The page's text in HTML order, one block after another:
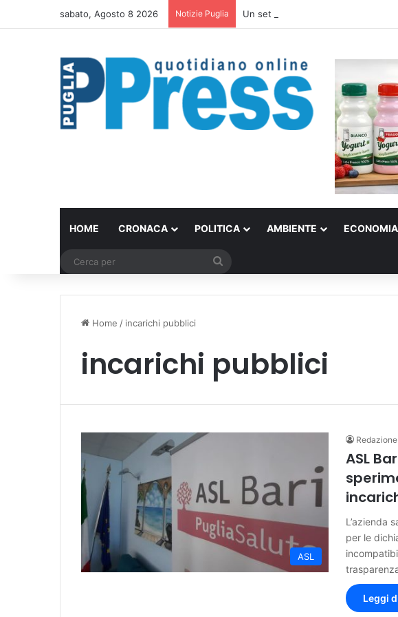
sabato, Agosto 8 2026 Notizie Puglia Un set internazionale arriva sulla
HOME CRONACA POLITICA AMBIENTE ECONOMIA
Home / incarichi pubblici
incarichi pubblici
ASL
ASL
L’azienda
per le
Leggi